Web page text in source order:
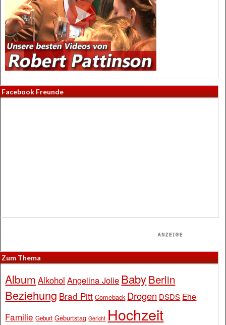
Facebook Freunde
Zum Thema
Album Alkohol Angelina Jolie BabyBerlin
Beziehung Brad Pitt Comeback Drogen DSDS Ehe
Familie Geburt Geburtstag Gericht Hochzeit